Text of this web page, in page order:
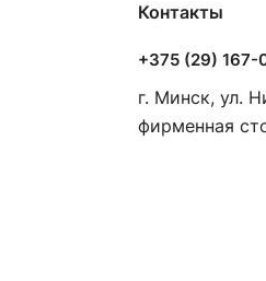
Контакты
+375 (29)
г. Минск, ул.
фирменная